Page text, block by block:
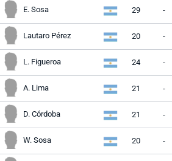
E. Sosa 29 -
Lautaro Pérez 20 -
L. Figueroa 24 -
A. Lima 21 -
D. Córdoba 21 -
W. Sosa 20 -